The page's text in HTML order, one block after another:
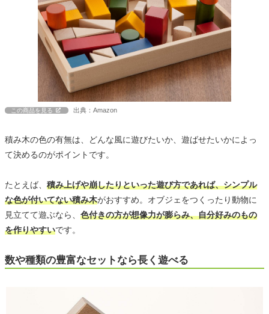
この商品を見る 出典：Amazon
積み木の色の有無は、どんな風に遊びたいか、遊ばせたいかによっ
て決めるのがポイントです。
たとえば、 積み上げや崩したりといった遊び方であれば、シンプル
な色が付いてない積み木がおすすめ。オブジェをつくったり動物に
見立てて遊ぶなら、 色付きの方が想像力が膨らみ、自分好みのもの
を作りやすいです。
数や種類の豊富なセットなら長く遊べる